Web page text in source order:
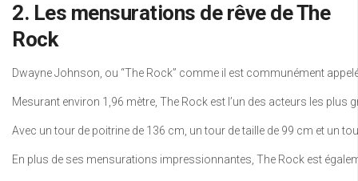
2. Les mensurations de rêve de The
Rock
Dwayne Johnson, ou “The Rock” comme il est communément
Mesurant environ 1,96 mètre, The Rock est l’un des acteurs les
Avec un tour de poitrine de 136 cm, un tour de taille de 99 cm et un
En plus de ses mensurations impressionnantes, The Rock est